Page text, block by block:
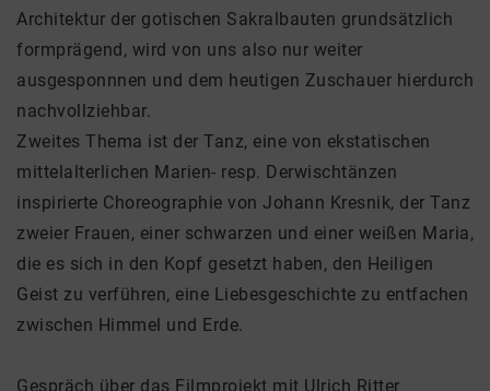
Architektur der gotischen Sakralbauten grundsätzlich
formprägend, wird von uns also nur weiter
ausgesponnnen und dem heutigen Zuschauer hierdurch
nachvollziehbar.
Zweites Thema ist der Tanz, eine von ekstatischen
mittelalterlichen Marien- resp. Derwischtänzen
inspirierte Choreographie von Johann Kresnik, der Tanz
zweier Frauen, einer schwarzen und einer weißen Maria,
die es sich in den Kopf gesetzt haben, den Heiligen
Geist zu verführen, eine Liebesgeschichte zu entfachen
zwischen Himmel und Erde.
Gespräch über das Filmprojekt mit Ulrich Ritter